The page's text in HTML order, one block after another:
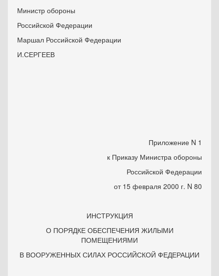
Министр обороны
Российской Федерации
Маршал Российской Федерации
И.СЕРГЕЕВ
Приложение N 1
к Приказу Министра обороны
Российской Федерации
от 15 февраля 2000 г. N 80
ИНСТРУКЦИЯ
О ПОРЯДКЕ ОБЕСПЕЧЕНИЯ ЖИЛЫМИ
ПОМЕЩЕНИЯМИ
В ВООРУЖЕННЫХ СИЛАХ РОССИЙСКОЙ ФЕДЕРАЦИИ